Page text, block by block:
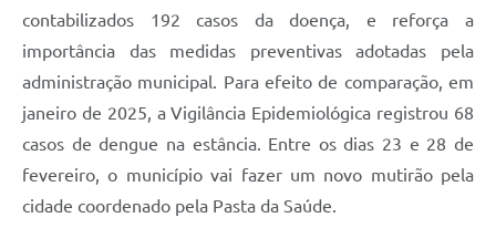
contabilizados 192 casos da doença, e reforça a
importância das medidas preventivas adotadas pela
administração municipal. Para efeito de comparação, em
janeiro de 2025, a Vigilância Epidemiológica registrou 68
casos de dengue na estância. Entre os dias 23 e 28 de
fevereiro, o município vai fazer um novo mutirão pela
cidade coordenado pela Pasta da Saúde.